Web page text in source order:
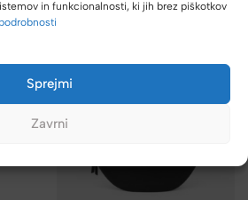
in funkcionalnosti, ki jih brez piškotkov
Sprejmi
Zavrni